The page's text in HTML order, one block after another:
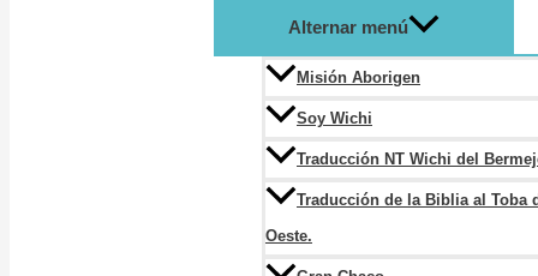
Alternar menú
Misión Aborigen
Soy Wichi
Traducción NT Wichi del
Traducción de la Biblia al Toba
Oeste.